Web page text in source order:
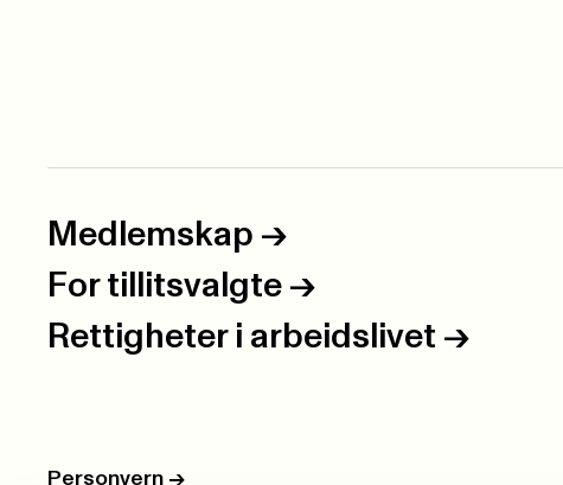
Medlemskap ->
For tillitsvalgte ->
Rettigheter i arbeidslivet ->
Personvern ->